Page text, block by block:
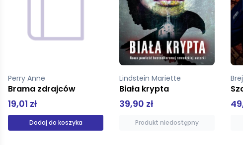
Lindstein Mariette
Biała krypta
39,90 zł
Produkt niedostępny
Brejdygant Igor
Szadź
49,99 zł
Produkt niedostępny